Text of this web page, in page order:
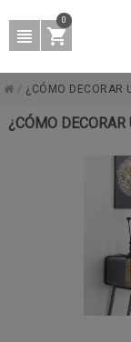
0
/ ¿CÓMO DECORAR
¿CÓMO